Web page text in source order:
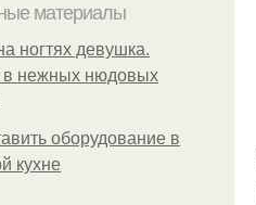
материалы
ногтях девушка.
нежных нюдовых
оборудование в
кухне